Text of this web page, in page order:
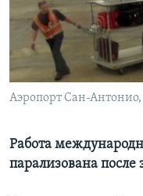
Learning English
СОЦИАЛЬНЫЕ СЕТИ
Языки
Аэропорт Сан-Антонио,
Работа
парализована